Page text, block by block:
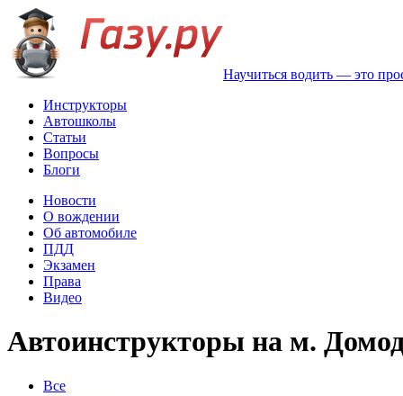
Научиться водить — это
Инструкторы
Автошколы
Статьи
Вопросы
Блоги
Новости
О вождении
Об автомобиле
ПДД
Экзамен
Права
Видео
Автоинструкторы на м.
Все